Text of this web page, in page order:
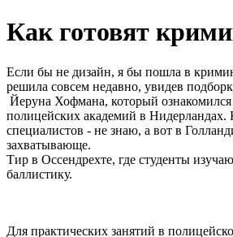
Как готовят
Если бы не дизайн, я бы пошла в
решила совсем недавно, увидев
Йеруна Хофмана, который
полицейских академий в Нидерландах.
специалистов - не знаю, а вот в
захватывающе.
Тир в Оссендрехте, где студенты
баллистику.
Для практических занятий в